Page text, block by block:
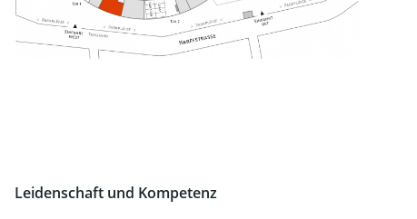
Leidenschaft und Kompetenz